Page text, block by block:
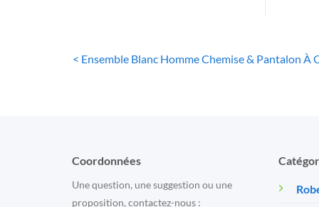
< Ensemble Blanc Homme Chemise & Pantalon À
Coordonnées
Une question, une suggestion ou une
proposition, contactez-nous :